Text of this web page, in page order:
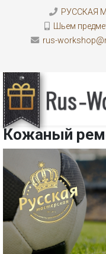
РУССКАЯ
Шьем
rus-
Кожаный